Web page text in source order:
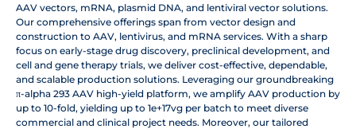
AAV vectors, mRNA, plasmid DNA, and lentiviral vector solutions.
Our comprehensive offerings span from vector design and
construction to AAV, lentivirus, and mRNA services. With a sharp
focus on early-stage drug discovery, preclinical development, and
cell and gene therapy trials, we deliver cost-effective, dependable,
and scalable production solutions. Leveraging our groundbreaking
π-alpha 293 AAV high-yield platform, we amplify AAV production by
up to 10-fold, yielding up to 1e+17vg per batch to meet diverse
commercial and clinical project needs. Moreover, our tailored